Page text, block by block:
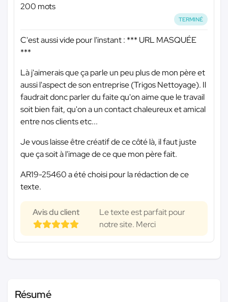
200 mots
TERMINÉ
C'est aussi vide pour l'instant : *** URL MASQUÉE
***
Là j'aimerais que ça parle un peu plus de mon père et
aussi l'aspect de son entreprise (Trigos Nettoyage). Il
faudrait donc parler du faite qu'on aime que le travail
soit bien fait, qu'on a un contact chaleureux et amical
entre nos clients etc...
Je vous laisse être créatif de ce côté là, il faut juste
que ça soit à l'image de ce que mon père fait.
AR19-25460 a été choisi pour la rédaction de ce
texte.
Avis du client
Le texte est parfait pour
notre site. Merci
Résumé